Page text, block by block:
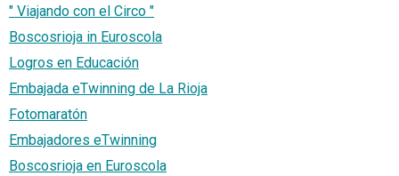
" Viajando con el Circo "
Boscosrioja in Euroscola
Logros en Educación
Embajada eTwinning de La Rioja
Fotomaratón
Embajadores eTwinning
Boscosrioja en Euroscola